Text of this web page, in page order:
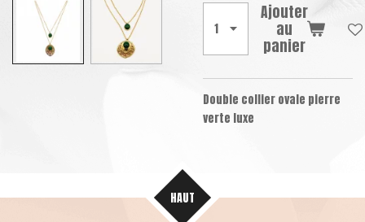
Ajouter
au
panier
Double collier ovale pierre
verte luxe
HAUT